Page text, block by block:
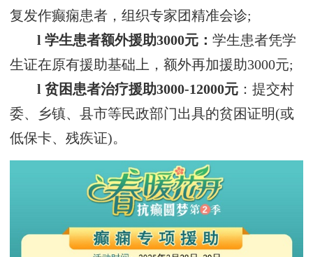
复发作癫痫患者，组织专家团精准会诊;
l 学生患者额外援助3000元：学生患者凭学
生证在原有援助基础上，额外再加援助3000元;
l 贫困患者治疗援助3000-12000元 ：提交村
委、乡镇、县市等民政部门出具的贫困证明(或
低保卡、残疾证)。